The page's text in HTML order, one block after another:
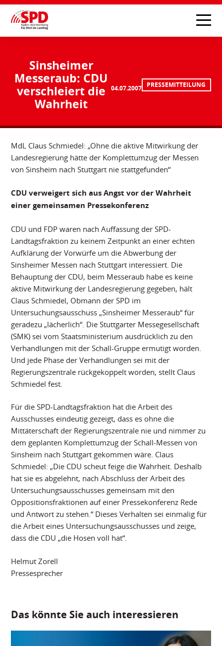
Sinsheimer
Messeraub: CDU
verschleiert die
Wahrheit
04.07.2007 PRESSEMITTEILUNG
MdL Claus Schmiedel: „Ohne die aktive Mitwirkung der
Landesregierung hätte der Komplettumzug der Messen
von Sinsheim nach Stuttgart nie stattgefunden“
CDU verweigert sich aus Angst vor der Wahrheit
einer gemeinsamen Pressekonferenz
CDU und FDP waren nach Auffassung der SPD-
Landtagsfraktion zu keinem Zeitpunkt an einer echten
Aufklärung der Vorwürfe um die Abwerbung der
Sinsheimer Messen nach Stuttgart interessiert. Die
Behauptung der CDU, beim Messeraub habe es keine
aktive Mitwirkung der Landesregierung gegeben, hält
Claus Schmiedel, Obmann der SPD im
Untersuchungsausschuss „Sinsheimer Messeraub“ für
geradezu „lächerlich“. Die Stuttgarter Messegesellschaft
(SMK) sei vom Staatsministerium ausdrücklich zu den
Verhandlungen mit der Schall-Gruppe ermutigt worden.
Und jede Phase der Verhandlungen sei mit der
Regierungszentrale rückgekoppelt worden, stellt Claus
Schmiedel fest.
Für die SPD-Landtagsfraktion hat die Arbeit des
Ausschusses eindeutig gezeigt, dass es ohne die
Mittäterschaft der Regierungszentrale nie und nimmer zu
dem geplanten Komplettumzug der Schall-Messen von
Sinsheim nach Stuttgart gekommen wäre. Claus
Schmiedel: „Die CDU scheut feige die Wahrheit. Deshalb
hat sie es abgelehnt, nach Abschluss der Arbeit des
Untersuchungsausschusses gemeinsam mit den
Oppositionsfraktionen auf einer Pressekonferenz Rede
und Antwort zu stehen.“ Dieses Verhalten sei einmalig für
die Arbeit eines Untersuchungsausschusses und zeige,
dass die CDU „die Hosen voll hat“.
Helmut Zorell
Pressesprecher
Das könnte Sie auch interessieren